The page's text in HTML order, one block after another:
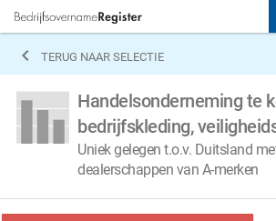
 TERUG NAAR SELECTIE
Handelsonderneming te
bedrijfskleding,
Uniek gelegen t.o.v. Duitsland
dealerschappen van A-merken